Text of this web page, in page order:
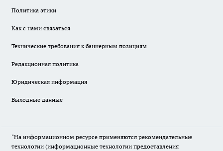
Политика этики
Как с нами связаться
Технические требования к баннерным позициям
Редакционная политика
Юридическая информация
Выходные данные
"На информационном ресурсе применяются рекомендательные
технологии (информационные технологии предоставления